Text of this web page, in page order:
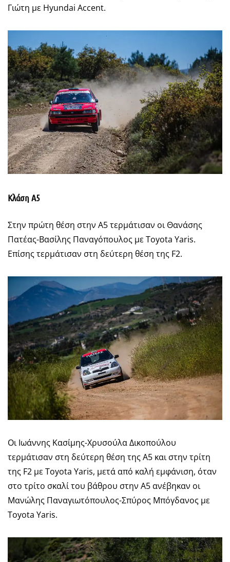
Γιώτη με Hyundai Accent.
Κλάση Α5
Στην πρώτη θέση στην Α5 τερμάτισαν οι Θανάσης
Πατέας-Βασίλης Παναγόπουλος με Toyota Yaris.
Επίσης τερμάτισαν στη δεύτερη θέση της F2.
Οι Ιωάννης Κασίμης-Χρυσούλα Δικοπούλου
τερμάτισαν στη δεύτερη θέση της Α5 και στην τρίτη
της F2 με Toyota Yaris, μετά από καλή εμφάνιση, όταν
στο τρίτο σκαλί του βάθρου στην Α5 ανέβηκαν οι
Μανώλης Παναγιωτόπουλος-Σπύρος Μπόγδανος με
Toyota Yaris.